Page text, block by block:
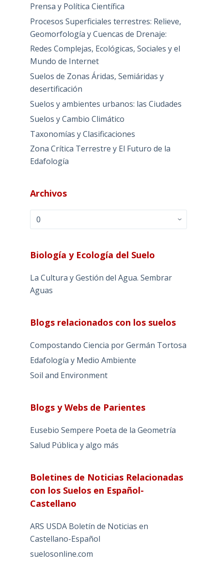
Prensa y Política Científica
Procesos Superficiales terrestres: Relieve,
Geomorfología y Cuencas de Drenaje:
Redes Complejas, Ecológicas, Sociales y el
Mundo de Internet
Suelos de Zonas Áridas, Semiáridas y
desertificación
Suelos y ambientes urbanos: las Ciudades
Suelos y Cambio Climático
Taxonomías y Clasificaciones
Zona Crítica Terrestre y El Futuro de la
Edafología
Archivos
Archivos
Biología y Ecología del Suelo
La Cultura y Gestión del Agua. Sembrar
Aguas
Blogs relacionados con los suelos
Compostando Ciencia por Germán Tortosa
Edafología y Medio Ambiente
Soil and Environment
Blogs y Webs de Parientes
Eusebio Sempere Poeta de la Geometría
Salud Pública y algo más
Boletines de Noticias Relacionadas
con los Suelos en Español-
Castellano
ARS USDA Boletín de Noticias en
Castellano-Español
suelosonline.com